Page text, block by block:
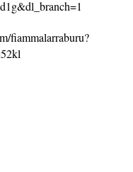
fiammalarraburu?